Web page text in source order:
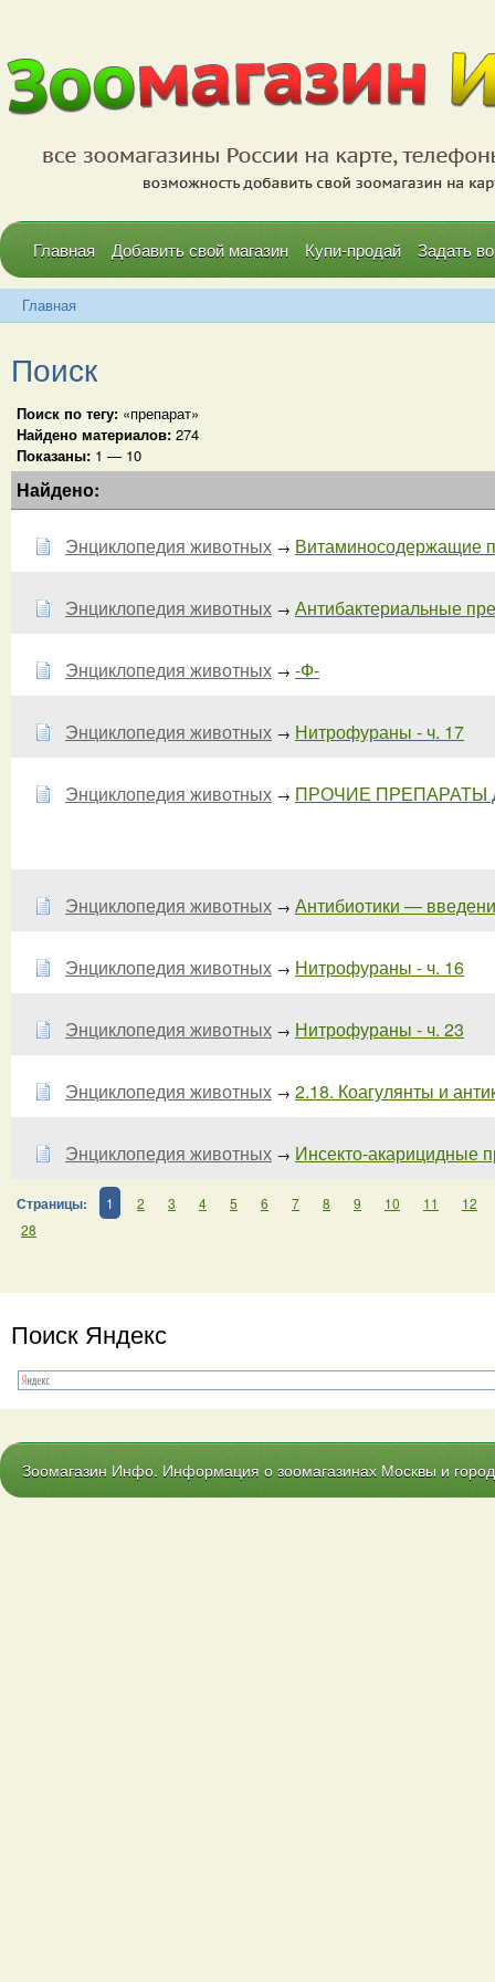
Главная Добавить свой магазин Купи-продай Задать
Главная
Поиск
Поиск по тегу: «препарат»
Найдено материалов: 274
Показаны: 1 — 10
Найдено:
Энциклопедия животных → Витаминосодержащие
Энциклопедия животных → Антибактериальные
Энциклопедия животных → -Ф-
Энциклопедия животных → Нитрофураны - ч. 17
Энциклопедия животных → ПРОЧИЕ ПРЕПАРАТЫ
Энциклопедия животных → Антибиотики —
Энциклопедия животных → Нитрофураны - ч. 16
Энциклопедия животных → Нитрофураны - ч. 23
Энциклопедия животных → 2.18. Коагулянты и
Энциклопедия животных → Инсекто-акарицидные
Страницы: 1 2 3 4 5 6 7 8 9 10 11
12
28
Поиск Яндекс
Зоомагазин Инфо. Информация о зоомагазинах Москвы и